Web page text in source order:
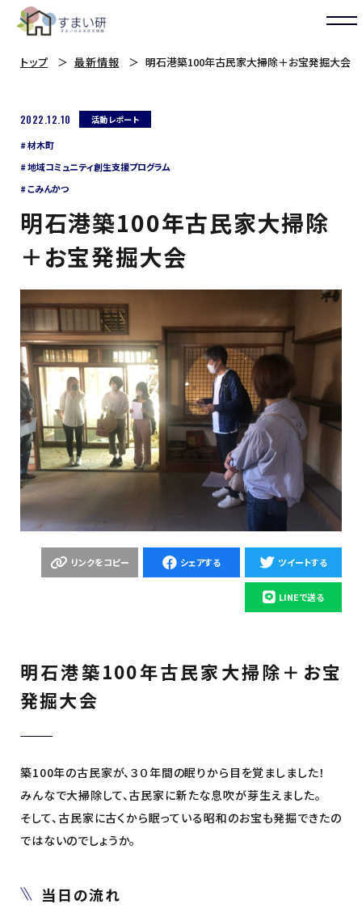
トップ 最新情報 明石港築100年古民家大掃除＋お宝発掘大会
2022.12.10 活動レポート
材木町
地域コミュニティ創生支援プログラム
こみんかつ
明石港築100年古民家大掃除
＋お宝発掘大会
リンクをコピー シェアする ツイートする
LINEで送る
明石港築100年古民家大掃除＋お宝
発掘大会
築100年の古民家が、３０年間の眠りから目を覚ましました！
みんなで大掃除して、古民家に新たな息吹が芽生えました。
そして、古民家に古くから眠っている昭和のお宝も発掘できたの
ではないのでしょうか。
当日の流れ